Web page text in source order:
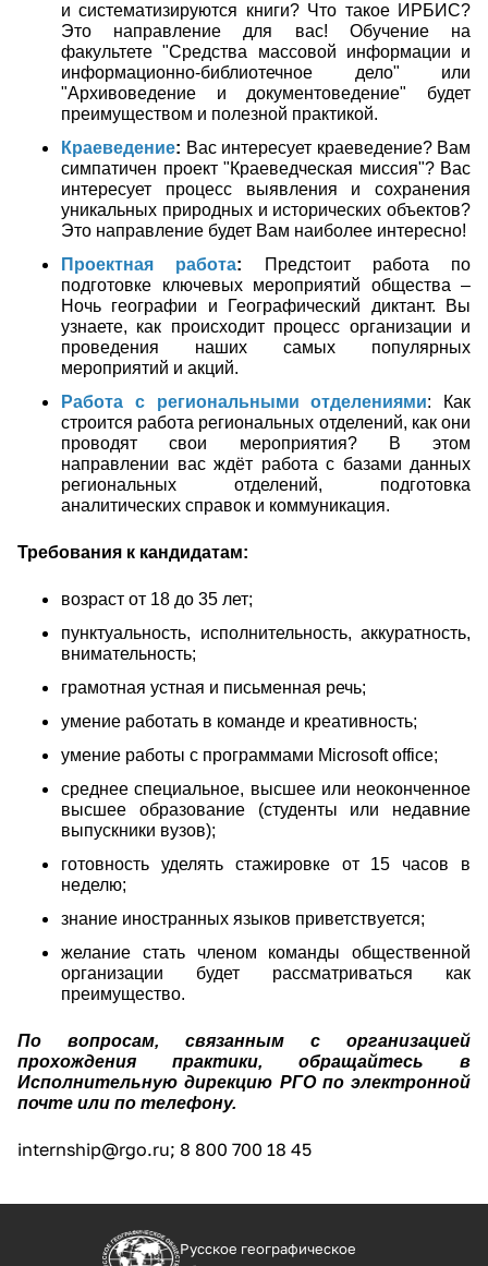
и систематизируются книги? Что такое ИРБИС?
Это направление для вас! Обучение на
факультете "Средства массовой информации и
информационно-библиотечное дело" или
"Архивоведение и документоведение" будет
преимуществом и полезной практикой.
Краеведение: Вас интересует краеведение? Вам
симпатичен проект "Краеведческая миссия"? Вас
интересует процесс выявления и сохранения
уникальных природных и исторических объектов?
Это направление будет Вам наиболее интересно!
Проектная работа:
Предстоит работа по
подготовке ключевых мероприятий общества –
Ночь географии и Географический диктант. Вы
узнаете, как происходит процесс организации и
проведения наших самых популярных
мероприятий и акций.
Работа с региональными отделениями: Как
строится работа региональных отделений, как они
проводят свои мероприятия? В этом
направлении вас ждёт работа с базами данных
региональных отделений, подготовка
аналитических справок и коммуникация.
Требования к кандидатам:
возраст от 18 до 35 лет;
пунктуальность, исполнительность, аккуратность,
внимательность;
грамотная устная и письменная речь;
умение работать в команде и креативность;
умение работы с программами Microsoft office;
среднее специальное, высшее или неоконченное
высшее образование (студенты или недавние
выпускники вузов);
готовность уделять стажировке от 15 часов в
неделю;
знание иностранных языков приветствуется;
желание стать членом команды общественной
организации будет рассматриваться как
преимущество.
По вопросам, связанным с организацией
прохождения практики, обращайтесь в
Исполнительную дирекцию РГО по электронной
почте или по телефону.
internship@rgo.ru; 8 800 700 18 45
Русское географическое